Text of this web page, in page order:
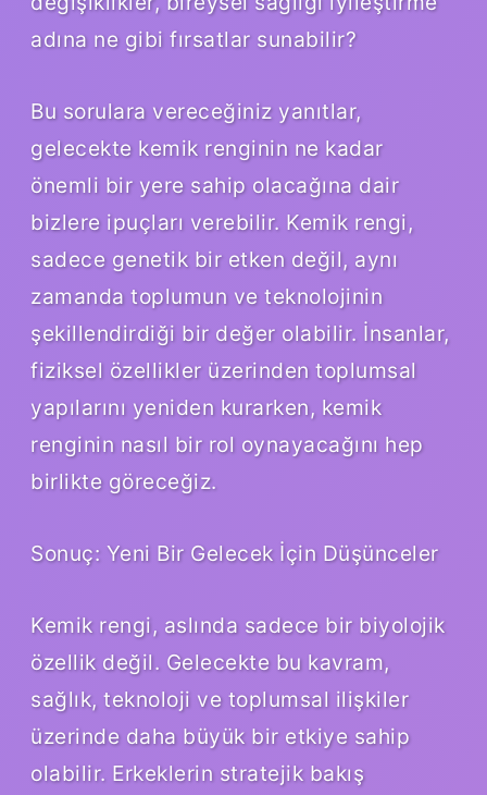
adına ne gibi fırsatlar sunabilir?
Bu sorulara vereceğiniz yanıtlar,
gelecekte kemik renginin ne kadar
önemli bir yere sahip olacağına dair
bizlere ipuçları verebilir. Kemik rengi,
sadece genetik bir etken değil, aynı
zamanda toplumun ve teknolojinin
şekillendirdiği bir değer olabilir. İnsanlar,
fiziksel özellikler üzerinden toplumsal
yapılarını yeniden kurarken, kemik
renginin nasıl bir rol oynayacağını hep
birlikte göreceğiz.
Sonuç: Yeni Bir Gelecek İçin Düşünceler
Kemik rengi, aslında sadece bir biyolojik
özellik değil. Gelecekte bu kavram,
sağlık, teknoloji ve toplumsal ilişkiler
üzerinde daha büyük bir etkiye sahip
olabilir. Erkeklerin stratejik bakış